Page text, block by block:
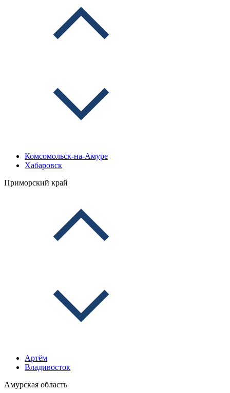
Комсомольск-на-Амуре
Хабаровск
Приморский край
Артём
Владивосток
Амурская область